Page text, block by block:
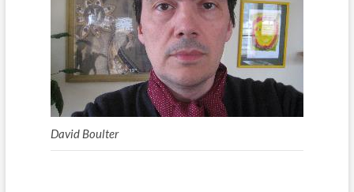
David Boulter